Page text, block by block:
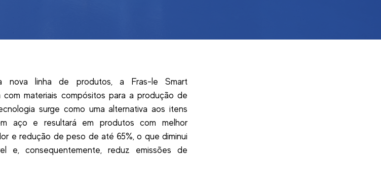
nova linha de produtos, a Fras-le Smart
com materiais compósitos para a produção de
surge como uma alternativa aos itens
aço e resultará em produtos com melhor
e redução de peso de até 65%, o que diminui
e, consequentemente, reduz emissões de